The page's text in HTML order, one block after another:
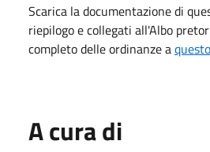
Scarica la documentazione di
riepilogo e collegati all'Albo
completo delle ordinanze a
A cura di